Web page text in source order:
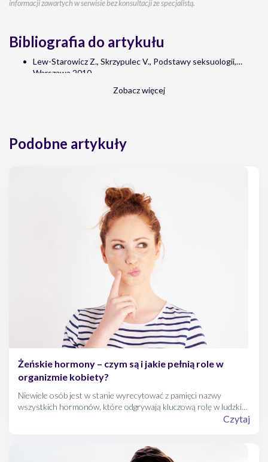
informacji zawartych w serwisie bez konsultacji ze specjalistą.
Bibliografia do artykułu
Lew-Starowicz Z., Skrzypulec V., Podstawy seksuologii,
Warszawa 2010.
Zobacz więcej
Podobne artykuły
Żeńskie hormony – czym są i jakie pełnią role w
organizmie kobiety?
Niewiele osób jest w stanie wyrecytować z pamięci nazwy
wszystkich hormonów, które odgrywają kluczową rolę w ludzkim
organizmie. Ale chyba nie ma kobiety, która nie wymieniłabyCzytaj